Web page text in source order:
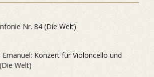
Nr. 84 (Die Welt)
Emanuel: Konzert für Violoncello und
Welt)